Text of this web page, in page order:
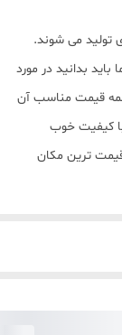
تولید می شوند.
بدانید در مورد
همه قیمت مناسب آن
کیفیت خوب
ترین مکان